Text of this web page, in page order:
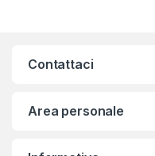
Contattaci
Area personale